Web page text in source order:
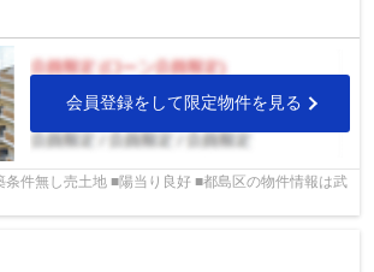
会員登録をして限定物件を見る
件無し売土地 ■陽当り良好 ■都島区の物件情報は武